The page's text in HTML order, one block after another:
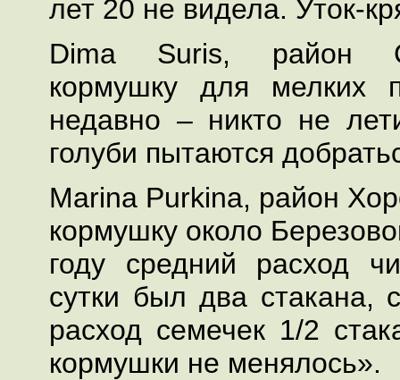
лет 20 не видела. Уток-
Dima Suris, район
кормушку для мелких
недавно – никто не
голуби пытаются
Marina Purkina, район
кормушку около
году средний расход
сутки был два стакана,
расход семечек 1/2
кормушки не менялось».